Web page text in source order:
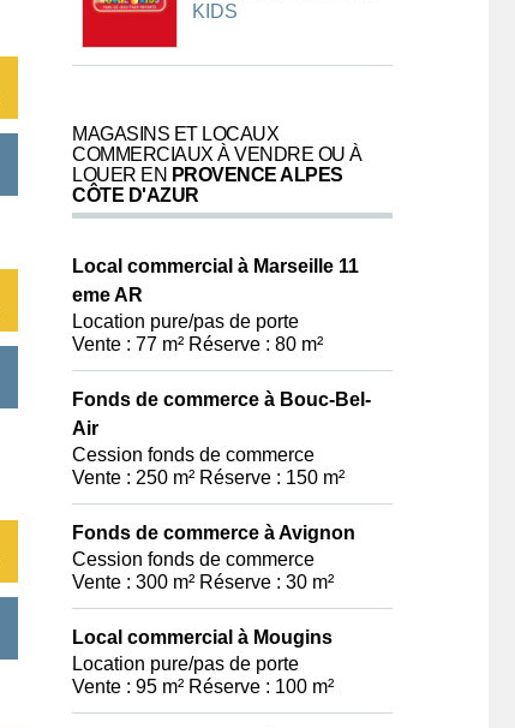
KIDS
MAGASINS ET LOCAUX
COMMERCIAUX À VENDRE OU À
LOUER EN PROVENCE ALPES
CÔTE D'AZUR
Local commercial à Marseille 11
eme AR
Location pure/pas de porte
Vente : 77 m² Réserve : 80 m²
Fonds de commerce à Bouc-Bel-
Air
Cession fonds de commerce
Vente : 250 m² Réserve : 150 m²
Fonds de commerce à Avignon
Cession fonds de commerce
Vente : 300 m² Réserve : 30 m²
Local commercial à Mougins
Location pure/pas de porte
Vente : 95 m² Réserve : 100 m²